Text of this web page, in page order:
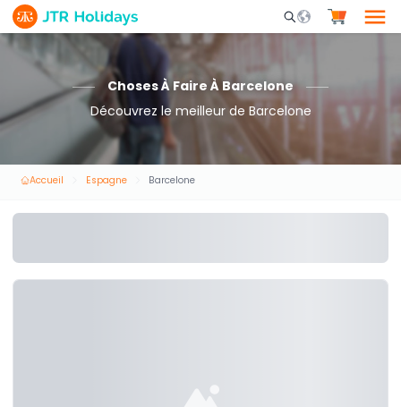
Mobile Search
Choses À Faire À Barcelone
Découvrez le meilleur de Barcelone
Accueil Espagne Barcelone